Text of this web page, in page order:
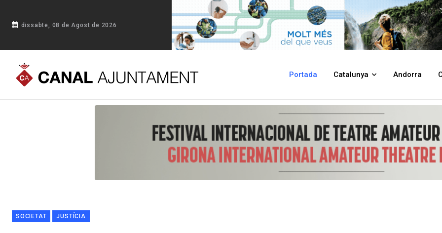
dissabte, 08 de Agost de 2026
Portada Catalunya Andorra
Portada Blog Absolen l'alcalde de Vidreres, l'inspector i els dos agents dels suposats nomenaments irregulars a la Policia Local
SOCIETAT JUSTÍCIA